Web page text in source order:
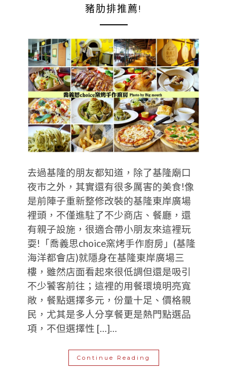
豬肋排推薦!
去過基隆的朋友都知道，除了基隆廟口
夜市之外，其實還有很多厲害的美食!像
是前陣子重新整修改裝的基隆東岸廣場
裡頭，不僅進駐了不少商店、餐廳，還
有親子設施，很適合帶小朋友來這裡玩
耍!「喬義思choice窯烤手作廚房」(基隆
海洋都會店)就隱身在基隆東岸廣場三
樓，雖然店面看起來很低調但還是吸引
不少饕客前往；這裡的用餐環境明亮寬
敞，餐點選擇多元，份量十足、價格親
民，尤其是多人分享餐更是熱門點選品
項，不但選擇性 […]…
Continue Reading